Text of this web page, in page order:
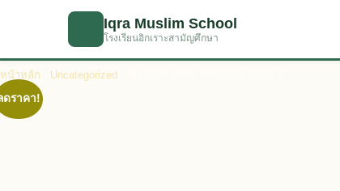
ข้ามไปเนื้อหาหลัก
Iqra Muslim School
โรงเรียนอิกเราะสามัญศึกษา
หน้าหลัก Uncategorized
ดราคา!